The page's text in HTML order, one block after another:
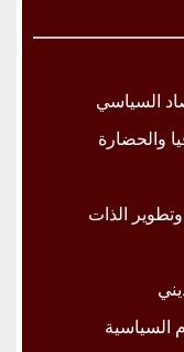
السياسي
والحضارة
وتطوير الذات
السياسية